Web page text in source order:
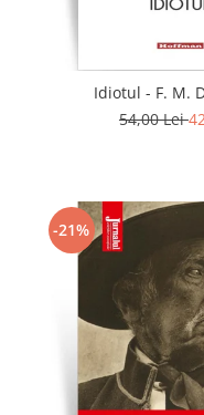
Idiotul - F. M.
54,00 Lei
-21%